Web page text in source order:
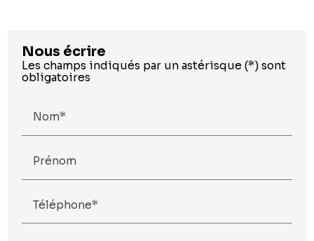
Nous écrire
Les champs indiqués par un astérisque (*) sont
obligatoires
Nom*
Prénom
Téléphone*